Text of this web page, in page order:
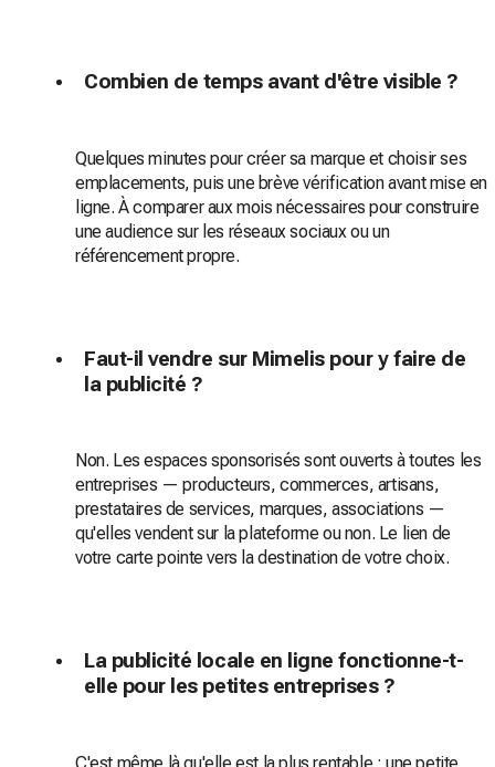
Combien de temps avant d'être visible ?
Quelques minutes pour créer sa marque et choisir ses
emplacements, puis une brève vérification avant mise en
ligne. À comparer aux mois nécessaires pour construire
une audience sur les réseaux sociaux ou un
référencement propre.
Faut-il vendre sur Mimelis pour y faire de
la publicité ?
Non. Les espaces sponsorisés sont ouverts à toutes les
entreprises — producteurs, commerces, artisans,
prestataires de services, marques, associations —
qu'elles vendent sur la plateforme ou non. Le lien de
votre carte pointe vers la destination de votre choix.
La publicité locale en ligne fonctionne-t-
elle pour les petites entreprises ?